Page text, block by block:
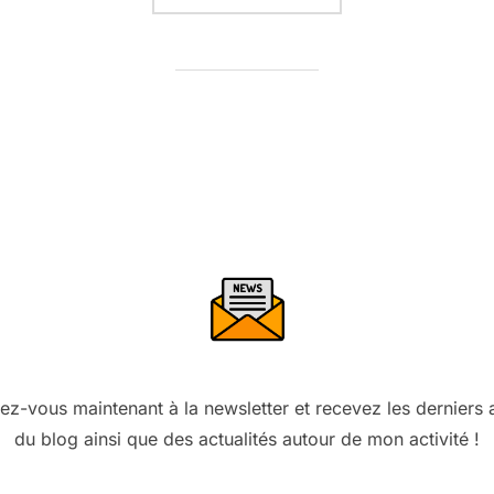
vous maintenant à la newsletter et recevez les derniers
du blog ainsi que des actualités autour de mon activité !